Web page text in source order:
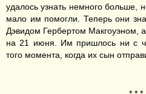
удалось узнать немного больше,
мало им помогли. Теперь они
Дэвидом Гербертом Макгоуэном,
на 21 июня. Им пришлось ни с
того момента, когда их сын